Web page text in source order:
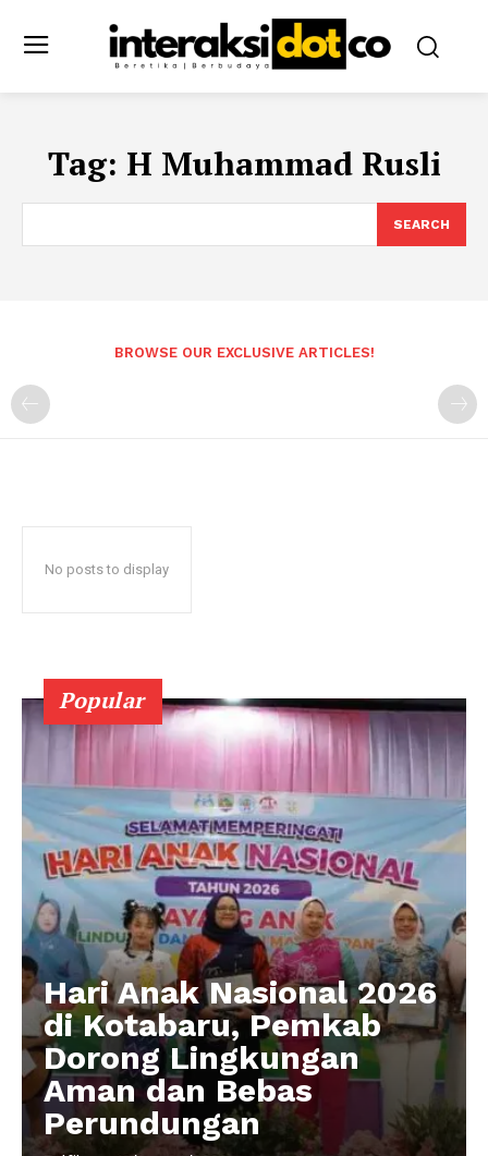
Tag: H Muhammad Rusli
SEARCH
BROWSE OUR EXCLUSIVE ARTICLES!
No posts to display
Popular
Hari Anak Nasional 2026
di Kotabaru, Pemkab
Dorong Lingkungan
Aman dan Bebas
Perundungan